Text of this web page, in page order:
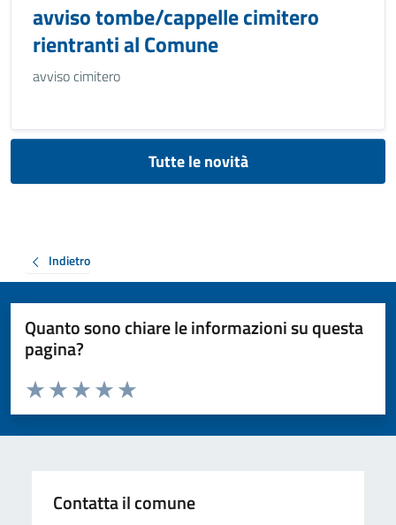
avviso tombe/cappelle cimitero
rientranti al Comune
avviso cimitero
Tutte le novità
Indietro
Quanto sono chiare le informazioni su questa
pagina?
Valuta da 1 a 5 stelle la pagina
Valuta 5 stelle su 5
Valuta 4 stelle su 5
Valuta 3 stelle su 5
Valuta 2 stelle su 5
Valuta 1 stelle su 5
Contatta il comune